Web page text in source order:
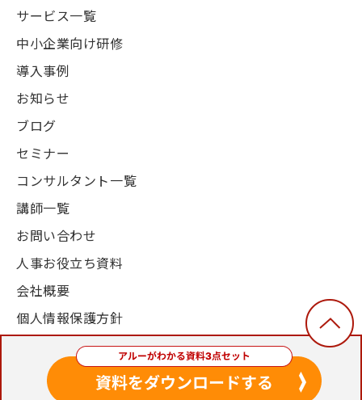
サービス一覧
中小企業向け研修
導入事例
お知らせ
ブログ
セミナー
コンサルタント一覧
講師一覧
お問い合わせ
人事お役立ち資料
会社概要
個人情報保護方針
© 2003-2024, Alue Co., Ltd. All Rights Reserved.